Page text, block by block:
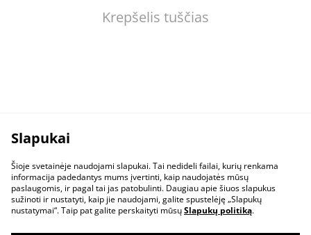
Krepšelis tuščias
Slapukai
Šioje svetainėje naudojami slapukai. Tai nedideli failai, kurių renkama
informacija padedantys mums įvertinti, kaip naudojatės mūsų
paslaugomis, ir pagal tai jas patobulinti. Daugiau apie šiuos slapukus
sužinoti ir nustatyti, kaip jie naudojami, galite spustelėję „Slapukų
nustatymai“. Taip pat galite perskaityti mūsųSlapukų politiką.